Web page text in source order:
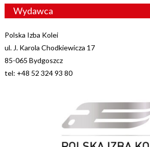
Wydawca
Polska Izba Kolei
ul. J. Karola Chodkiewicza 17
85-065 Bydgoszcz
tel: +48 52 324 93 80